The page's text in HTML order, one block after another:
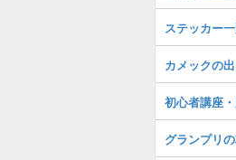
ステッカー
カメックの
初心者講座
グランプリ